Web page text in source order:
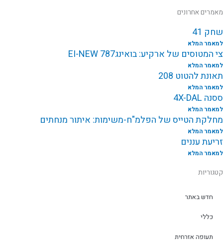
מאמרים אחרונים
שחק 41
למאמר המלא
צי המטוסים של ארקיע: בואינג787 EI-NEW
למאמר המלא
תאונת להטוט 208
למאמר המלא
ססנה 4X-DAL
למאמר המלא
מחלקת הטייס של הפלמ"ח-משימות: איתור מנחתים
למאמר המלא
זריעת עננים
למאמר המלא
קטגוריות
חדש באתר
כללי
תעופה אזרחית